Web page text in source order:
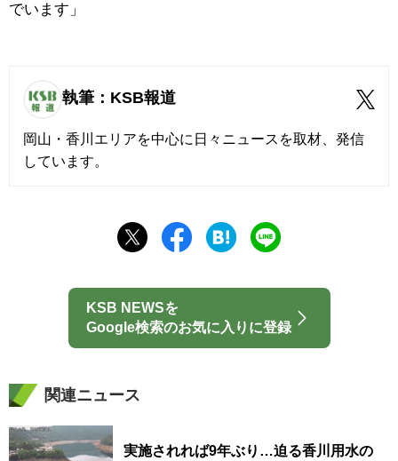
でいます」
執筆：KSB報道
岡山・香川エリアを中心に日々ニュースを取材、発信
しています。
KSB NEWSを
Google検索のお気に入りに登録
関連ニュース
実施されれば9年ぶり…迫る香川用水の